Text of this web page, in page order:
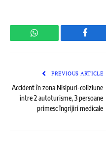
WhatsApp
PREVIOUS ARTICLE
Accident în zona Nisipuri-coliziune
între 2 autoturisme, 3 persoane
primesc îngrijiri medicale